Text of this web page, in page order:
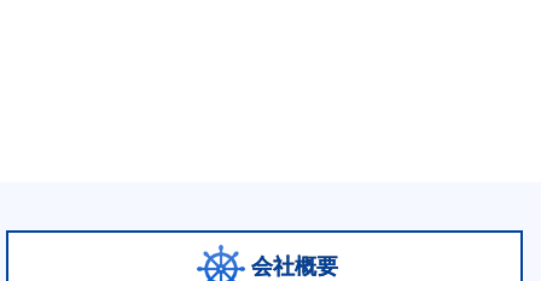
会社概要